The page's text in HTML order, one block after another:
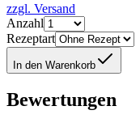
zzgl. Versand
Anzahl
Rezeptart
In den Warenkorb
Bewertungen